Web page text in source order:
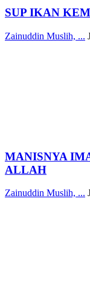
SUP IKAN
Zainuddin Muslih, ...
MANISNYA
ALLAH
Zainuddin Muslih, ...